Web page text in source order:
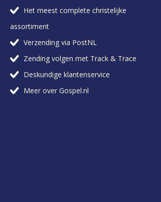
Het meest complete christelijke
assortiment
Verzending via PostNL
Zending volgen met Track & Trace
Deskundige klantenservice
Meer over Gospel.nl